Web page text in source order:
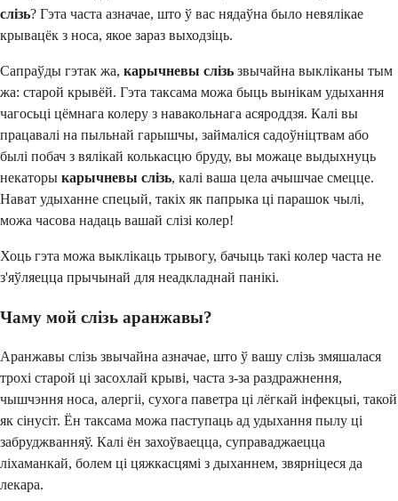
слізь? Гэта часта азначае, што ў вас нядаўна было невялікае
крывацёк з носа, якое зараз выходзіць.
Сапраўды гэтак жа, карычневы слізь звычайна выкліканы тым
жа: старой крывёй. Гэта таксама можа быць вынікам удыхання
чагосьці цёмнага колеру з навакольнага асяроддзя. Калі вы
працавалі на пыльнай гарышчы, займаліся садоўніцтвам або
былі побач з вялікай колькасцю бруду, вы можаце выдыхнуць
некаторы карычневы слізь, калі ваша цела ачышчае смецце.
Нават удыханне спецый, такіх як папрыка ці парашок чылі,
можа часова надаць вашай слізі колер!
Хоць гэта можа выклікаць трывогу, бачыць такі колер часта не
з'яўляецца прычынай для неадкладнай панікі.
Чаму мой слізь аранжавы?
Аранжавы слізь звычайна азначае, што ў вашу слізь змяшалася
трохі старой ці засохлай крыві, часта з-за раздражнення,
чышчэння носа, алергіі, сухога паветра ці лёгкай інфекцыі, такой
як сінусіт. Ён таксама можа паступаць ад удыхання пылу ці
забруджванняў. Калі ён захоўваецца, суправаджаецца
ліхаманкай, болем ці цяжкасцямі з дыханнем, звярніцеся да
лекара.